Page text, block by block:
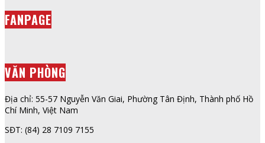
FANPAGE
VĂN PHÒNG
Địa chỉ: 55-57 Nguyễn Văn Giai, Phường Tân Định, Thành phố Hồ
Chí Minh, Việt Nam
SĐT: (84) 28 7109 7155